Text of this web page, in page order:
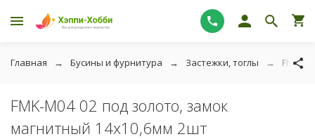
Главная Бусины и фурнитура Застежки, тоглы FMK-
FMK-M04 02 под золото, замок
магнитный 14х10,6мм 2шт